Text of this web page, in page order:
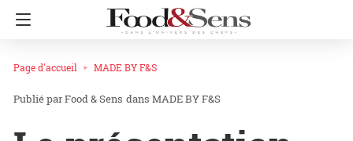
Page d'accueil MADE BY F&S
Food & Sens dans MADE BY F&S